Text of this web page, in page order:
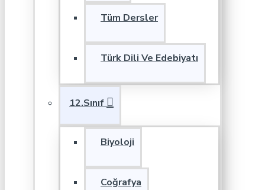
Tüm Dersler
Türk Dili Ve Edebiyatı
12.Sınıf
Biyoloji
Coğrafya